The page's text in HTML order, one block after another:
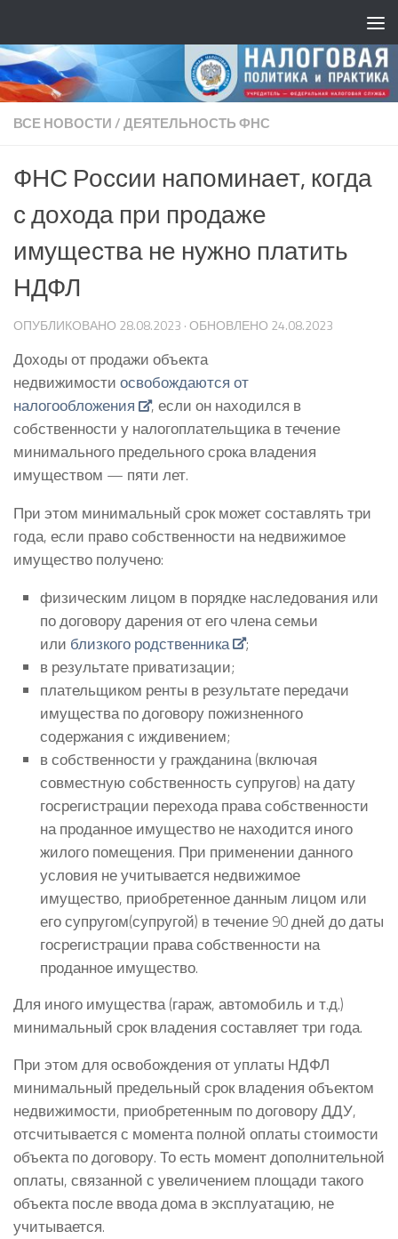
ВСЕ НОВОСТИ/ДЕЯТЕЛЬНОСТЬ ФНС
ФНС России напоминает, когда
с дохода при продаже
имущества не нужно платить
НДФЛ
ОПУБЛИКОВАНО 28.08.2023 · ОБНОВЛЕНО 24.08.2023
Доходы от продажи объекта
недвижимости освобождаются от
налогообложения
, если он находился в
собственности у налогоплательщика в течение
минимального предельного срока владения
имуществом — пяти лет.
При этом минимальный срок может составлять три
года, если право собственности на недвижимое
имущество получено:
физическим лицом в порядке наследования или
по договору дарения от его члена семьи
или близкого родственника
;
в результате приватизации;
плательщиком ренты в результате передачи
имущества по договору пожизненного
содержания с иждивением;
в собственности у гражданина (включая
совместную собственность супругов) на дату
госрегистрации перехода права собственности
на проданное имущество не находится иного
жилого помещения. При применении данного
условия не учитывается недвижимое
имущество, приобретенное данным лицом или
его супругом(супругой) в течение 90 дней до даты
госрегистрации права собственности на
проданное имущество.
Для иного имущества (гараж, автомобиль и т.д.)
минимальный срок владения составляет три года.
При этом для освобождения от уплаты НДФЛ
минимальный предельный срок владения объектом
недвижимости, приобретенным по договору ДДУ,
отсчитывается с момента полной оплаты стоимости
объекта по договору. То есть момент дополнительной
оплаты, связанной с увеличением площади такого
объекта после ввода дома в эксплуатацию, не
учитывается.